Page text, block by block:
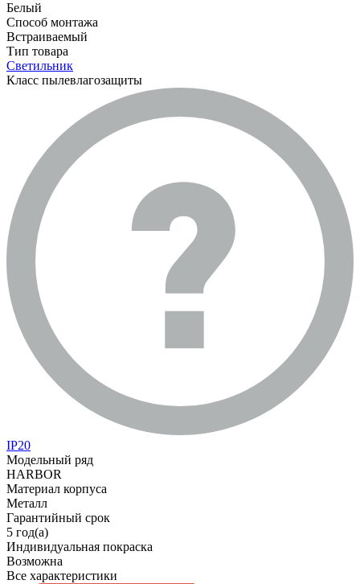
Белый
Способ монтажа
Встраиваемый
Тип товара
Светильник
Класс пылевлагозащиты
IP20
Модельный ряд
HARBOR
Материал корпуса
Металл
Гарантийный срок
5 год(а)
Индивидуальная покраска
Возможна
Все характеристики